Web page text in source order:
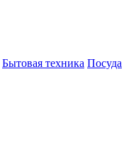
Бытовая техника Посуда